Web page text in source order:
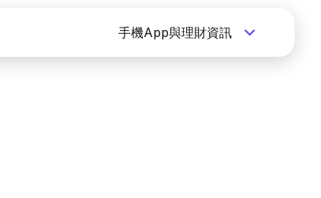
手機App與理財資訊